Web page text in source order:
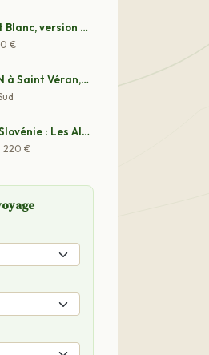
Stage Mont Blanc, version "sport" en 5 jours
€
NOUVEL AN à Saint Véran, confort haut perché
Randonné Slovénie : Les Alpes Juliennes depuis Bohinj e
220 €